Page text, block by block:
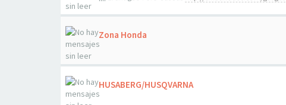
Zona Honda
HUSABERG/HUSQVARNA